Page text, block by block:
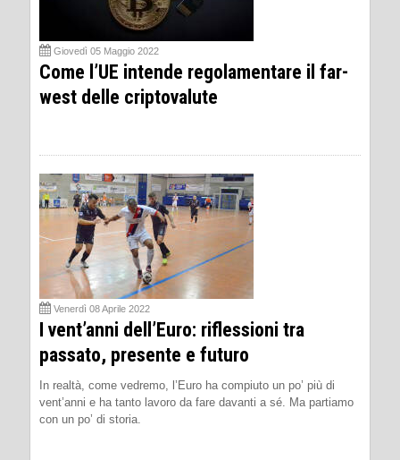
Giovedì 05 Maggio 2022
Come l’UE intende regolamentare il far-
west delle criptovalute
Venerdì 08 Aprile 2022
I vent’anni dell’Euro: riflessioni tra
passato, presente e futuro
In realtà, come vedremo, l’Euro ha compiuto un po’ più di
vent’anni e ha tanto lavoro da fare davanti a sé. Ma partiamo
con un po’ di storia.